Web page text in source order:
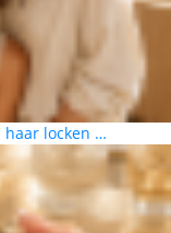
haar locken …